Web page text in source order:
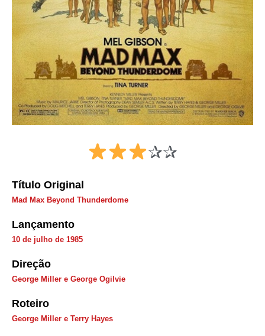
✰✰
Título Original
Mad Max Beyond Thunderdome
Lançamento
10 de julho de 1985
Direção
George Miller e George Ogilvie
Roteiro
George Miller e Terry Hayes